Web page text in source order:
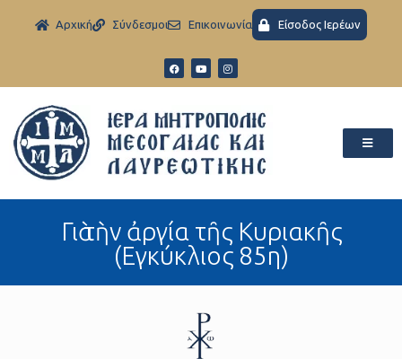
Aρχική Σύνδεσμοι Eπικοινωνία Είσοδος Ιερέων
Γιὰ τὴν ἀργία τῆς Κυριακῆς
(Εγκύκλιος 85η)